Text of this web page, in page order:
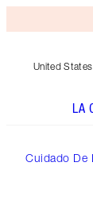
United States
LA
Cuidado De